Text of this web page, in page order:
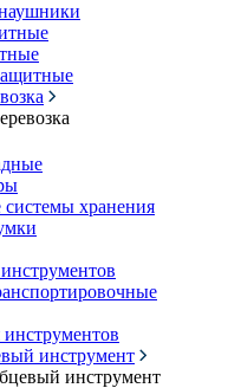
хранения
инструмент
инструмент